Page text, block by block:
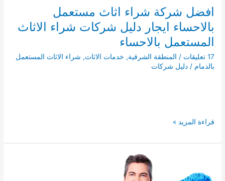
مستعمل
بالجبيل
0510462113
دليل
شركات
شراء
الاثاث
افضل شركة شراء اثاث مستعمل
بالاحساء ايجار دليل شركات شراء الاثاث
المستعمل بالاحساء
17 تعليقات / المنطقة الشرقية, خدمات الاثاث, شراء الاثاث المستعمل
بالدمام /دليل شركات
افضل
شراء
بالاحساء
قراءة المزيد »